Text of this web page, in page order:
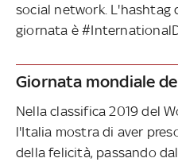
social network. L'hashtag
giornata è
Giornata mondiale
Nella classifica 2019 del
l'Italia mostra di aver
della felicità, passando